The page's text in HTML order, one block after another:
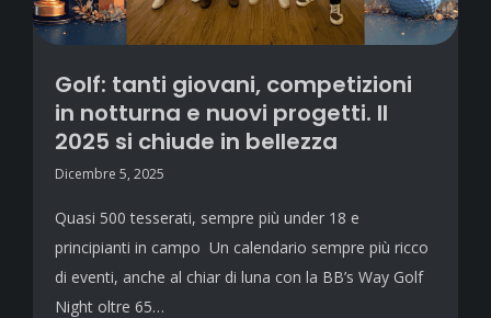
Golf: tanti giovani, competizioni
in notturna e nuovi progetti. Il
2025 si chiude in bellezza
Dicembre 5, 2025
Quasi 500 tesserati, sempre più under 18 e
principianti in campo Un calendario sempre più ricco
di eventi, anche al chiar di luna con la BB’s Way Golf
Night oltre 65…